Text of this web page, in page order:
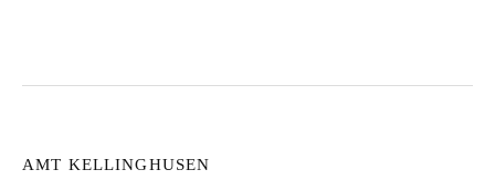
AMT KELLINGHUSEN